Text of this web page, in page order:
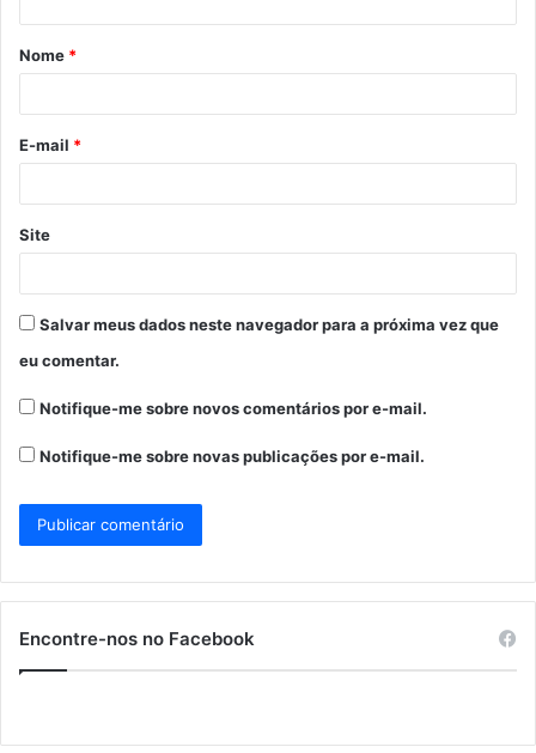
á
r
*
Nome *
E-mail *
Site
Salvar meus dados neste navegador para a próxima vez que
eu comentar.
Notifique-me sobre novos comentários por e-mail.
Notifique-me sobre novas publicações por e-mail.
Encontre-nos no Facebook